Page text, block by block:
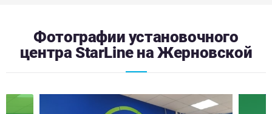
Фотографии установочного
центра StarLine на Жерновской